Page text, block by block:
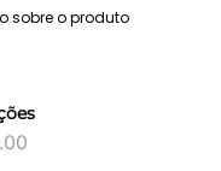
sobre o produto